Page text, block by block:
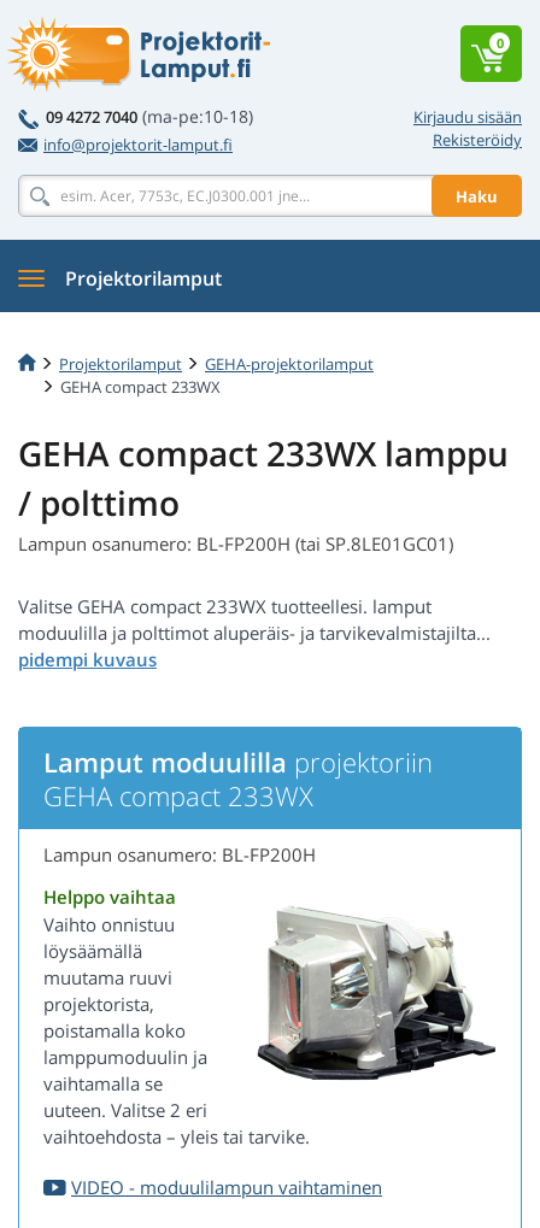
Kirjaudu sisään
Rekisteröidy
09 4272 7040 (ma-pe:10-18)
info@projektorit-lamput.fi
Haku
0
Projektorilamput
Projektorilamput
GEHA-projektorilamput
GEHA compact 233WX
GEHA compact 233WX lamppu
/ polttimo
Lampun osanumero: BL-FP200H (tai SP.8LE01GC01)
Valitse GEHA compact 233WX tuotteellesi. lamput
moduulilla ja polttimot aluperäis- ja tarvikevalmistajilta...
Lamput moduulilla projektoriin
GEHA compact 233WX
Lampun osanumero: BL-FP200H
Helppo vaihtaa
Vaihto onnistuu
löysäämällä
muutama ruuvi
projektorista,
poistamalla koko
lamppumoduulin ja
vaihtamalla se
uuteen. Valitse 2 eri
vaihtoehdosta – yleis tai tarvike.
VIDEO - moduulilampun vaihtaminen